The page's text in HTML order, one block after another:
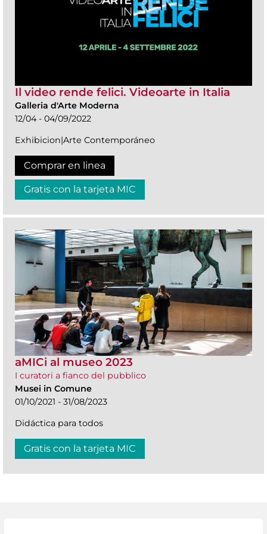
Il video rende felici. Videoarte in Italia
Galleria d'Arte Moderna
12/04 - 04/09/2022
Exhibicion|Arte Contemporáneo
Comprar en linea
Gratis con la tarjeta MIC
aMICi al museo 2023
I curatori a fianco del pubblico
Musei in Comune
01/10/2021 - 31/08/2023
Didáctica para todos
Gratis con la tarjeta MIC